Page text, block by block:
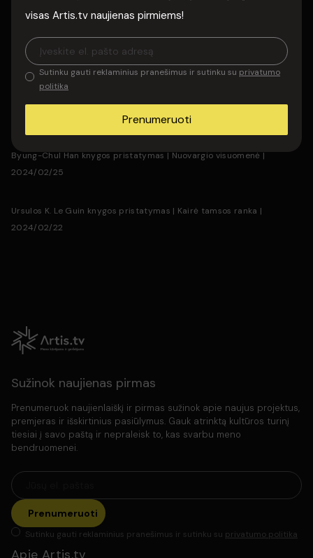
Visi komentarai
Yuval Noah Harari knygos „Nexus“ pristatymas
Joannos Kuciel-Frydryszak knygos „Tarnaitės visa kam“ pristatymas
Dariaus Žiūros knygos „Portretai“ pristatymas | 2025/02/27
Byung-Chul Han knygos pristatymas | Nuovargio visuomenė |
2024/02/25
Ursulos K. Le Guin knygos pristatymas | Kairė tamsos ranka |
2024/02/22
Sužinok naujienas pirmas
Prenumeruok naujienlaiškį ir pirmas sužinok apie naujus projektus,
premjeras ir išskirtinius pasiūlymus. Gauk atrinktą kultūros turinį
tiesiai į savo paštą ir nepraleisk to, kas svarbu meno
bendruomenei.
Prenumeruoti
Sutinku gauti reklaminius pranešimus ir sutinku su privatumo politika
Apie Artis.tv
visas Artis.tv naujienas pirmiems!
Sutinku gauti reklaminius pranešimus ir sutinku su privatumo
politika
Prenumeruoti